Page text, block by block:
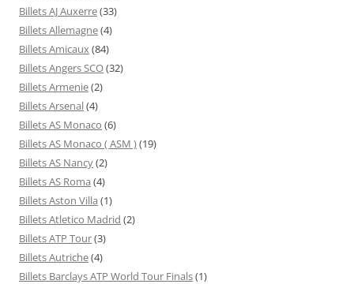
Billets AJ Auxerre(33)
Billets Allemagne(4)
Billets Amicaux(84)
Billets Angers SCO(32)
Billets Armenie(2)
Billets Arsenal(4)
Billets AS Monaco (6)
Billets AS Monaco ( ASM )(19)
Billets AS Nancy(2)
Billets AS Roma (4)
Billets Aston Villa (1)
Billets Atletico Madrid (2)
Billets ATP Tour(3)
Billets Autriche(4)
Billets Barclays ATP World Tour Finals(1)